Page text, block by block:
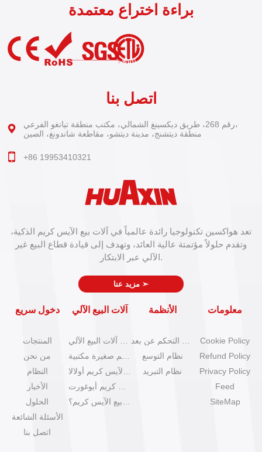
تعد هواكسين تكنولوجيا رائدة عالمياً في آلات بيع الآيس كريم الذكية،
وتقدم حلولاً مؤتمتة عالية العائد، وتهدف إلى قيادة قطاع البيع غير
الآلي عبر الابتكار.
➣
دخول سريع
المنتجات
من نحن
النظام
الأخبار
الحلول
الأسئلة الشائعة
اتصل بنا
آلات البيع الآلي الأنظمة
نظام التوسع
نظام التبريد
معلومات
Cookie Policy
Refund Policy
Privacy Policy
Feed
SiteMap
براءة اختراع معتمدة
اتصل بنا
رقم 268، طريق ديكسينغ الشمالي، مكتب منطقة تيانغو الفرعي،
منطقة ديتشنج، مدينة ديتشو، مقاطعة شاندونغ، الصين
+86 19953410321